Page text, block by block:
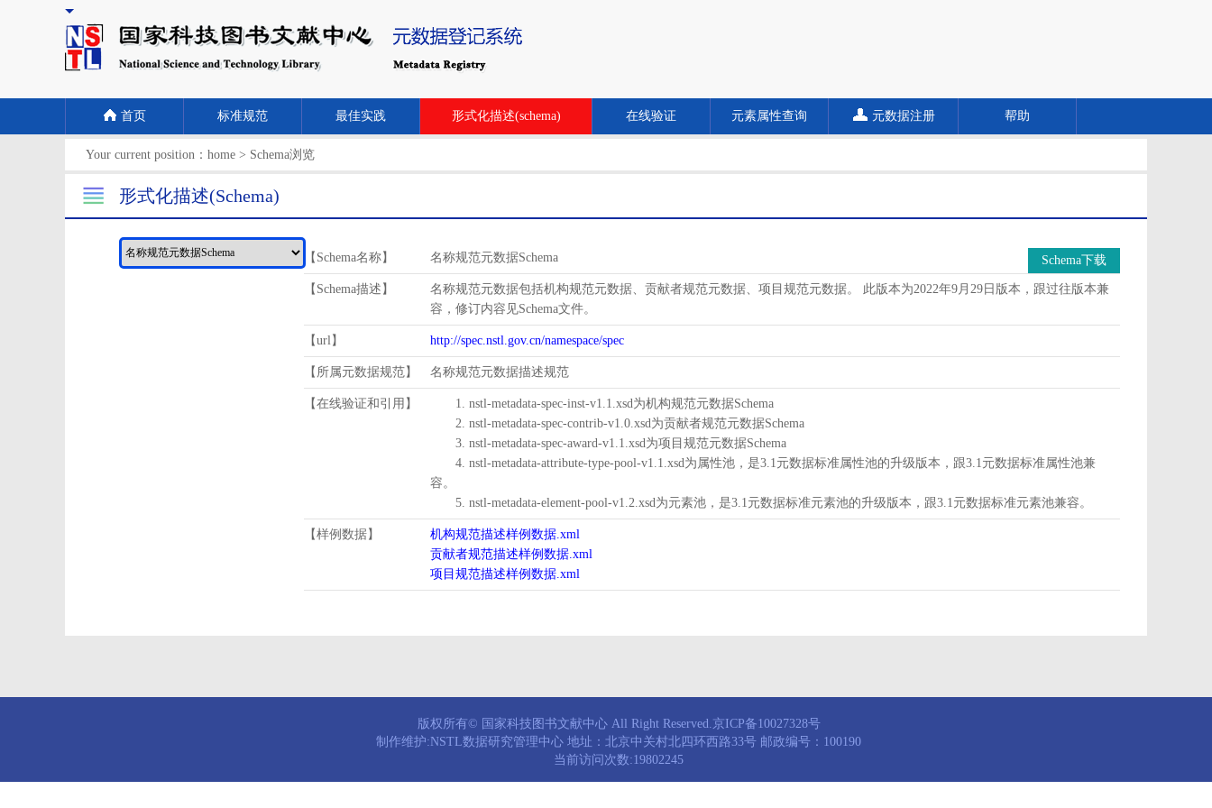
首页 标准规范 最佳实践 形式化描述(schema) 在线验证 元素属性查询 元数据注册 帮助
Your current position： home > Schema浏览
形式化描述(Schema)
【Schema名称】 名称规范元数据Schema Schema下载
【Schema描述】
名称规范元数据包括机构规范元数据、贡献者规范元数据、项目规范元数据。 此版本为2022年9月29日版本，跟过往版本兼
容，修订内容见Schema文件。
【url】 http://spec.nstl.gov.cn/namespace/spec
【所属元数据规范】 名称规范元数据描述规范
【在线验证和引用】
1. nstl-metadata-spec-inst-v1.1.xsd为机构规范元数据Schema
2. nstl-metadata-spec-contrib-v1.0.xsd为贡献者规范元数据Schema
3. nstl-metadata-spec-award-v1.1.xsd为项目规范元数据Schema
4. nstl-metadata-attribute-type-pool-v1.1.xsd为属性池，是3.1元数据标准属性池的升级版本，跟3.1元数据标准属性池兼
容。
5. nstl-metadata-element-pool-v1.2.xsd为元素池，是3.1元数据标准元素池的升级版本，跟3.1元数据标准元素池兼容。
【样例数据】
机构规范描述样例数据.xml
贡献者规范描述样例数据.xml
项目规范描述样例数据.xml
版权所有© 国家科技图书文献中心 All Right Reserved.京ICP备10027328号
制作维护:NSTL数据研究管理中心 地址：北京中关村北四环西路33号 邮政编号：100190
当前访问次数:19802245